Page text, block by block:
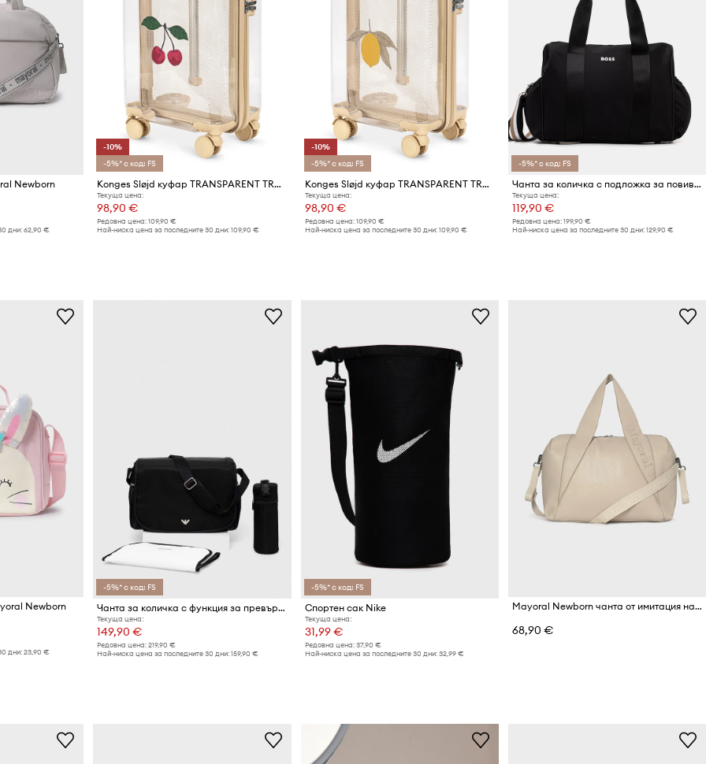
Newborn
дни: 62,90 €
-10%
-5%* с код: FS
Konges Sløjd куфар TRANSPARENT TRAVEL SUITCASE
Текуща цена:
98,90 €
Редовна цена: 109,90 €
Най-ниска цена за последните 30 дни: 109,90 €
-10%
-5%* с код: FS
Konges Sløjd куфар TRANSPARENT TRAVEL SUITCASE
Текуща цена:
98,90 €
Редовна цена: 109,90 €
Най-ниска цена за последните 30 дни: 109,90 €
-5%* с код: FS
Чанта за количка с подложка за повиване BOSS
Текуща цена:
119,90 €
Редовна цена: 199,90 €
Най-ниска цена за последните 30 дни: 129,90 €
Newborn
дни: 23,90 €
-5%* с код: FS
Чанта за количка с функция за превъртане Emporio Armani
Текуща цена:
149,90 €
Редовна цена: 219,90 €
Най-ниска цена за последните 30 дни: 159,90 €
-5%* с код: FS
Спортен сак Nike
Текуща цена:
31,99 €
Редовна цена: 37,90 €
Най-ниска цена за последните 30 дни: 32,99 €
Mayoral Newborn чанта от имитация на кожа
68,90 €